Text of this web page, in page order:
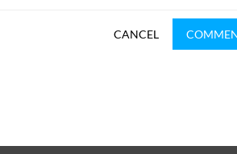
CANCEL